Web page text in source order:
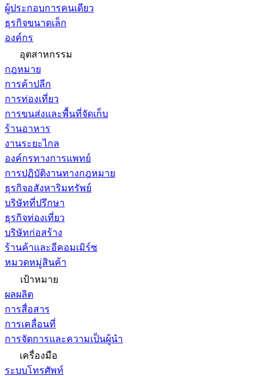
ผู้ประกอบการคนเดียว
ธุรกิจขนาดเล็ก
องค์กร
อุตสาหกรรม
กฎหมาย
การค้าปลีก
การท่องเที่ยว
การขนส่งและพื้นที่จัดเก็บ
ร้านอาหาร
งานระยะไกล
องค์กรทางการแพทย์
การปฏิบัติงานทางกฎหมาย
ธุรกิจอสังหาริมทรัพย์
บริษัทที่ปรึกษา
ธุรกิจท่องเที่ยว
บริษัทก่อสร้าง
ร้านค้าและอีคอมเมิร์ซ
หมวดหมู่สินค้า
เป้าหมาย
ผลผลิต
การสื่อสาร
การเคลื่อนที่
การจัดการและความเป็นผู้นำ
เครื่องมือ
ระบบโทรศัพท์